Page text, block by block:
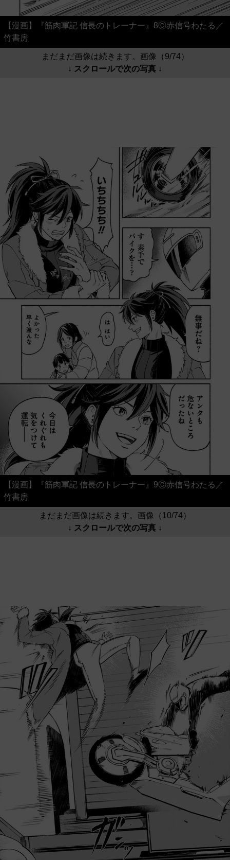
【漫画】『筋肉軍記 信長のトレーナー』8Ⓒ赤信号わたる／
竹書房
まだまだ画像は続きます。画像（9/74）
↓ スクロールで次の写真 ↓
【漫画】『筋肉軍記 信長のトレーナー』9Ⓒ赤信号わたる／
竹書房
まだまだ画像は続きます。画像（10/74）
↓ スクロールで次の写真 ↓